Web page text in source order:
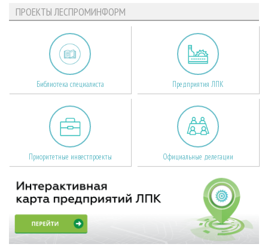
ПРОЕКТЫ ЛЕСПРОМИНФОРМ
Библиотека специалиста Предприятия ЛПК
Приоритетные инвестпроекты Официальные делегации